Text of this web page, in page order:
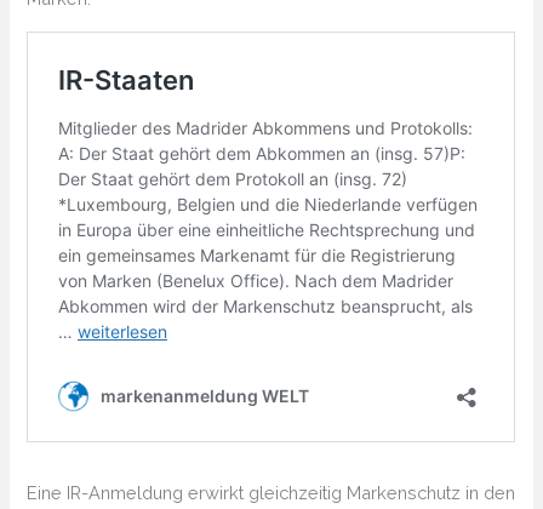
Eine IR-Anmeldung erwirkt gleichzeitig Markenschutz in den